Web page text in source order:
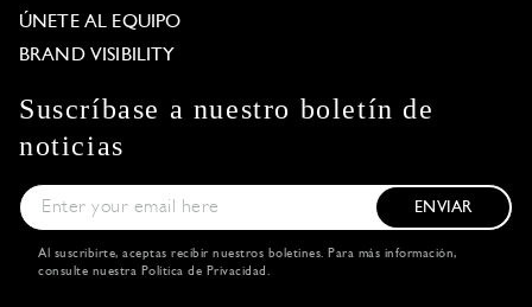
ÚNETE AL EQUIPO
BRAND VISIBILITY
Suscríbase a nuestro boletín de
noticias
ENVIAR
Al suscribirte, aceptas recibir nuestros boletines. Para más información,
consulte nuestra Política de Privacidad .